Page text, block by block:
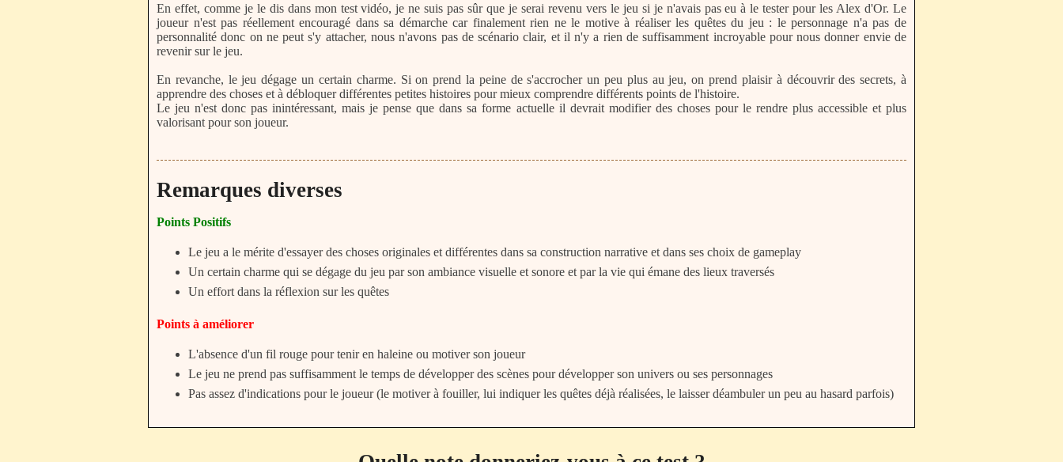
En effet, comme je le dis dans mon test vidéo, je ne suis pas sûr que je serai revenu vers le jeu si je n'avais pas eu à le tester pour les Alex d'Or. Le
joueur n'est pas réellement encouragé dans sa démarche car finalement rien ne le motive à réaliser les quêtes du jeu : le personnage n'a pas de
personnalité donc on ne peut s'y attacher, nous n'avons pas de scénario clair, et il n'y a rien de suffisamment incroyable pour nous donner envie de
revenir sur le jeu.
En revanche, le jeu dégage un certain charme. Si on prend la peine de s'accrocher un peu plus au jeu, on prend plaisir à découvrir des secrets, à
apprendre des choses et à débloquer différentes petites histoires pour mieux comprendre différents points de l'histoire.
Le jeu n'est donc pas inintéressant, mais je pense que dans sa forme actuelle il devrait modifier des choses pour le rendre plus accessible et plus
valorisant pour son joueur.
Remarques diverses
Points Positifs
Le jeu a le mérite d'essayer des choses originales et différentes dans sa construction narrative et dans ses choix de gameplay
Un certain charme qui se dégage du jeu par son ambiance visuelle et sonore et par la vie qui émane des lieux traversés
Un effort dans la réflexion sur les quêtes
Points à améliorer
L'absence d'un fil rouge pour tenir en haleine ou motiver son joueur
Le jeu ne prend pas suffisamment le temps de développer des scènes pour développer son univers ou ses personnages
Pas assez d'indications pour le joueur (le motiver à fouiller, lui indiquer les quêtes déjà réalisées, le laisser déambuler un peu au hasard parfois)